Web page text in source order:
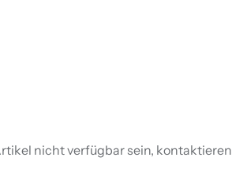
nicht verfügbar sein,